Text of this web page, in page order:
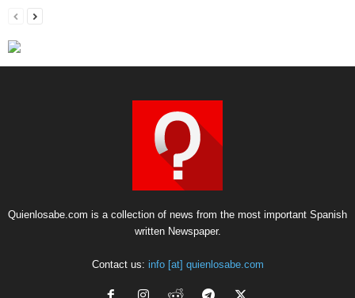
Quienlosabe.com is a collection of news from the most important Spanish
written Newspaper.
Contact us: info [at] quienlosabe.com